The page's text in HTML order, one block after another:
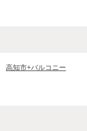
高知市+バルコニー